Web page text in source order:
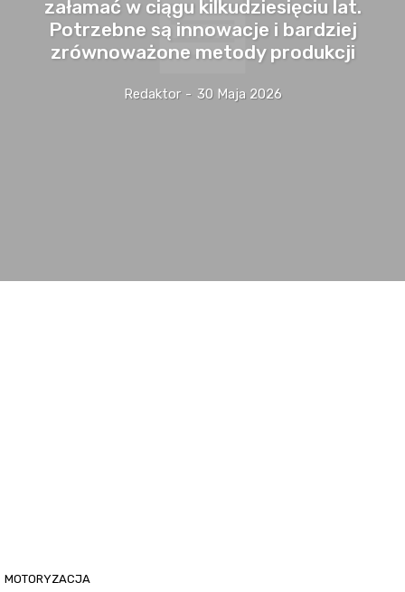
załamać w ciągu kilkudziesięciu lat.
Potrzebne są innowacje i bardziej
zrównoważone metody produkcji
Redaktor - 30 Maja 2026
MOTORYZACJA